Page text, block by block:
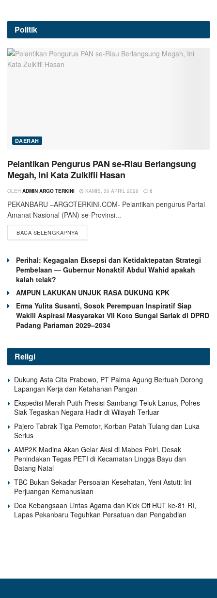
Politik
DAERAH
Pelantikan Pengurus PAN se-Riau Berlangsung
Megah, Ini Kata Zulkifli Hasan
OLEH ADMIN ARGO TERKINI KAMIS, 30 APRIL 2026 0
PEKANBARU –ARGOTERKINI.COM- Pelantikan pengurus Partai
Amanat Nasional (PAN) se-Provinsi...
BACA SELENGKAPNYA
Perihal: Kegagalan Eksepsi dan Ketidaktepatan Strategi
Pembelaan — Gubernur Nonaktif Abdul Wahid apakah
kalah telak?
AMPUN LAKUKAN UNJUK RASA DUKUNG KPK
Erma Yulita Susanti, Sosok Perempuan Inspiratif Siap
Wakili Aspirasi Masyarakat VII Koto Sungai Sariak di DPRD
Padang Pariaman 2029–2034
Religi
Dukung Asta Cita Prabowo, PT Palma Agung Bertuah Dorong
Lapangan Kerja dan Ketahanan Pangan
Ekspedisi Merah Putih Presisi Sambangi Teluk Lanus, Polres
Siak Tegaskan Negara Hadir di Wilayah Terluar
Pajero Tabrak Tiga Pemotor, Korban Patah Tulang dan Luka
Serius
AMP2K Madina Akan Gelar Aksi di Mabes Polri, Desak
Penindakan Tegas PETI di Kecamatan Lingga Bayu dan
Batang Natal
TBC Bukan Sekadar Persoalan Kesehatan, Yeni Astuti: Ini
Perjuangan Kemanusiaan
Doa Kebangsaan Lintas Agama dan Kick Off HUT ke-81 RI,
Lapas Pekanbaru Teguhkan Persatuan dan Pengabdian